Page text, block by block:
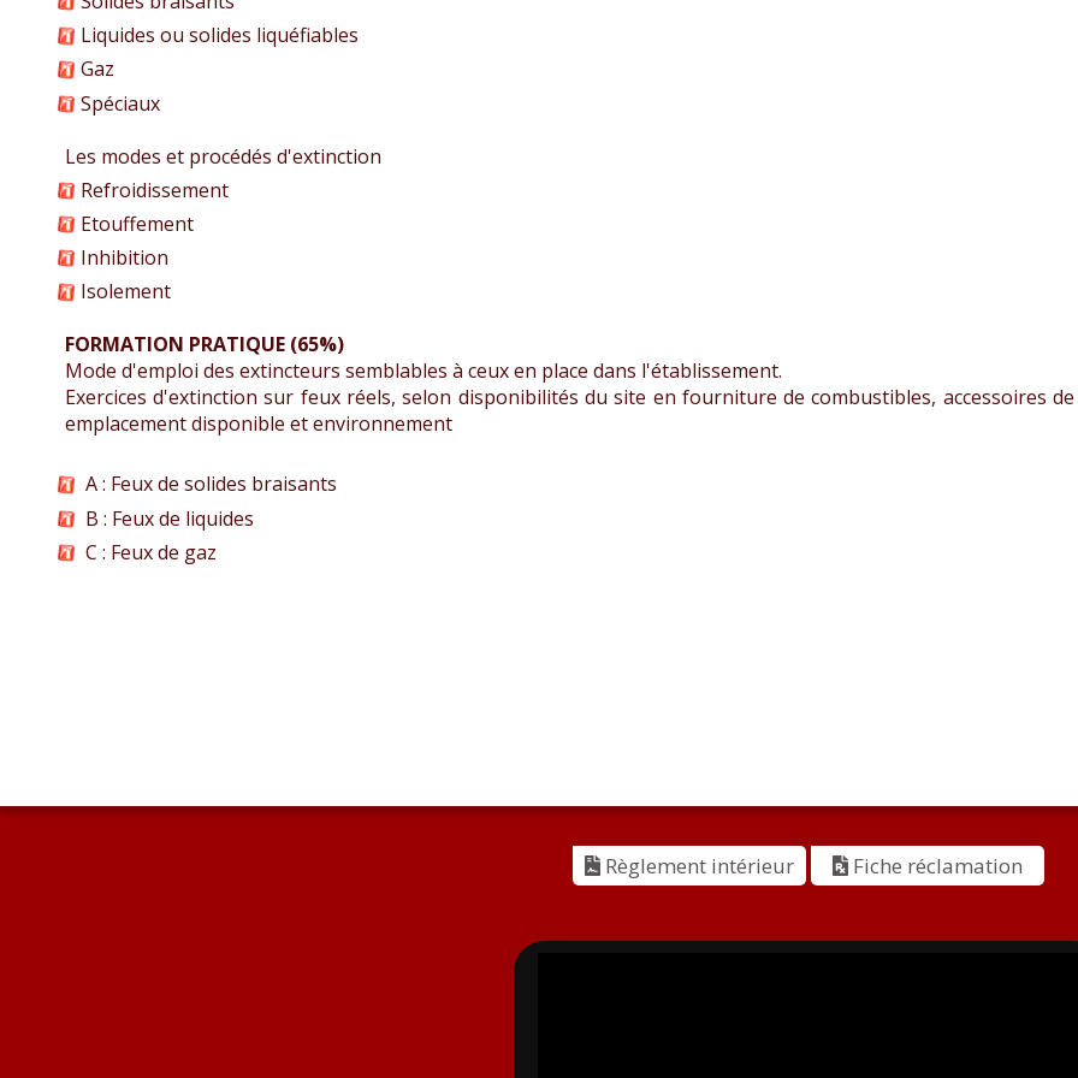
Liquides ou solides liquéfiables
Gaz
Spéciaux
Les modes et procédés d'extinction
Refroidissement
Etouffement
Inhibition
Isolement
FORMATION PRATIQUE (65%)
Mode d'emploi des extincteurs semblables à ceux en place dans l'établissement.
Exercices d'extinction sur feux réels, selon disponibilités du site en fourniture de combustibles, accessoires
emplacement disponible et environnement
A : Feux de solides braisants
B : Feux de liquides
C : Feux de gaz
Règlement intérieur Fiche réclamation